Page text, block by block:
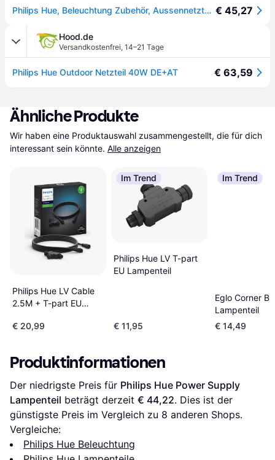
Philips Hue, Beleuchtung Zubehör, Aussennetzteil (EU Stecker) € 45,27
Hood.de
Versandkostenfrei, 14–21 Tage
Philips Hue Outdoor Netzteil 40W DE+AT € 63,59
Ähnliche Produkte
Wir haben eine Produktauswahl zusammengestellt, die für dich
interessant sein könnte. Alle anzeigen
Philips Hue LV Cable
2.5M + T-part EU
€ 20,99
Im Trend
Philips Hue LV T-part
EU Lampenteil
€ 11,95
Im Trend
Eglo Corner
Lampenteil
€ 14,49
Produktinformationen
Der niedrigste Preis für Philips Hue Power Supply
Lampenteil beträgt derzeit € 44,22. Dies ist der
günstigste Preis im Vergleich zu 8 anderen Shops.
Vergleiche:
Philips Hue Beleuchtung